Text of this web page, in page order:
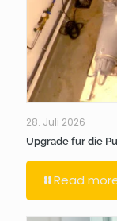
28. Juli 2026
Upgrade für die
Read